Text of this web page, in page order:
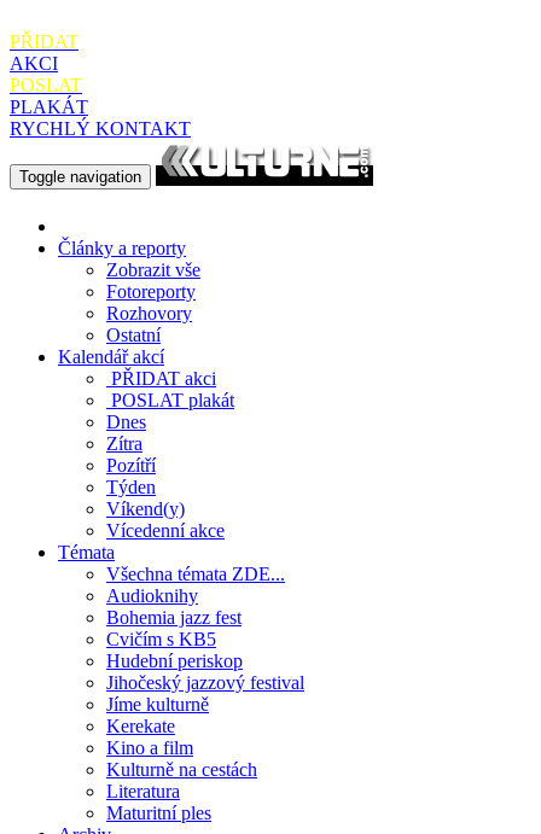
PŘIDAT
AKCI
POSLAT
PLAKÁT
RYCHLÝ KONTAKT
Toggle navigation
Články a reporty
Zobrazit vše
Fotoreporty
Rozhovory
Ostatní
Kalendář akcí
PŘIDAT akci
POSLAT plakát
Dnes
Zítra
Pozítří
Týden
Víkend(y)
Vícedenní akce
Témata
Všechna témata ZDE...
Audioknihy
Bohemia jazz fest
Cvičím s KB5
Hudební periskop
Jihočeský jazzový festival
Jíme kulturně
Kerekate
Kino a film
Kulturně na cestách
Literatura
Maturitní ples